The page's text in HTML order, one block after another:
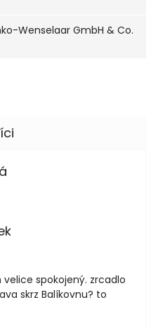
Wenselaar GmbH & Co.
spokojený. zrcadlo
skrz Balíkovnu? to